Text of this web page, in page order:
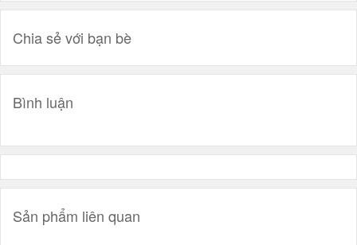
Chia sẻ với bạn bè
Bình luận
Sản phẩm liên quan